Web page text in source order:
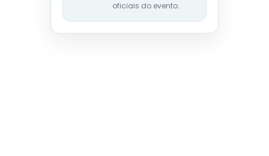
oficiais do evento.